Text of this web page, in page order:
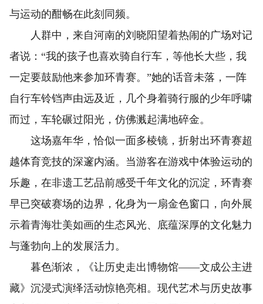
与运动的酣畅在此刻同频。
人群中，来自河南的刘晓阳望着热闹的广场对记
者说：“我的孩子也喜欢骑自行车，等他长大些，我
一定要鼓励他来参加环青赛。”她的话音未落，一阵
自行车铃铛声由远及近，几个身着骑行服的少年呼啸
而过，车轮碾过阳光，仿佛溅起满地碎金。
这场嘉年华，恰似一面多棱镜，折射出环青赛超
越体育竞技的深邃内涵。当游客在游戏中体验运动的
乐趣，在非遗工艺品前感受千年文化的沉淀，环青赛
早已突破赛场的边界，化身为一扇金色窗口，向外展
示着青海壮美如画的生态风光、底蕴深厚的文化魅力
与蓬勃向上的发展活力。
暮色渐浓，《让历史走出博物馆——文成公主进
藏》沉浸式演绎活动惊艳亮相。现代艺术与历史故事